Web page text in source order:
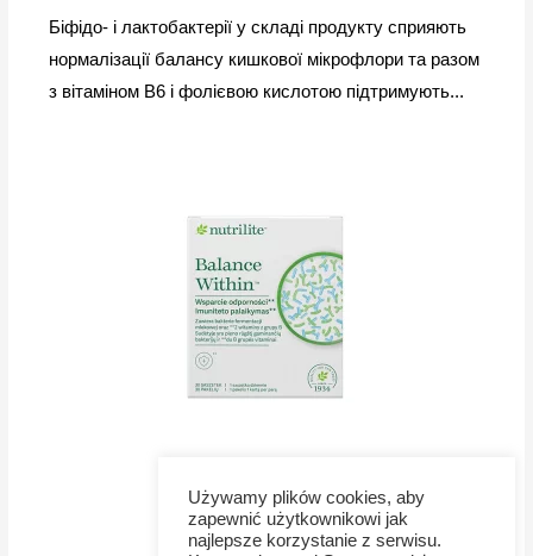
Біфідо- і лактобактерії у складі продукту сприяють
нормалізації балансу кишкової мікрофлори та разом
з вітаміном В6 і фолієвою кислотою підтримують...
Używamy plików cookies, aby
zapewnić użytkownikowi jak
najlepsze korzystanie z serwisu.